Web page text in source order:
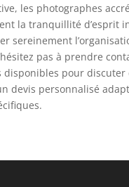
les photographes
la tranquillité d’esprit
sereinement
pas à prendre
pour discuter
devis personnalisé